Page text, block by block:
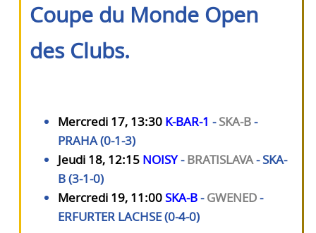
Coupe du Monde Open
des Clubs.
Mercredi 17, 13:30 K-BAR-1 -SKA-B-
PRAHA (0-1-3)
Jeudi 18, 12:15 NOISY-BRATISLAVA- SKA-
B (3-1-0)
Mercredi 19, 11:00SKA-B-GWENED-
ERFURTER LACHSE (0-4-0)